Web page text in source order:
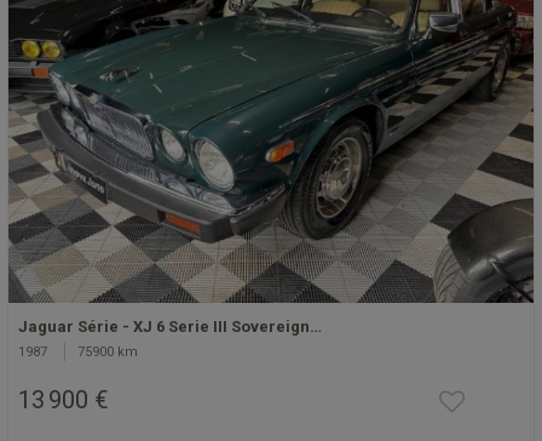
Jaguar Série - XJ 6 Serie III Sovereign…
1987 75900 km
13 900 €